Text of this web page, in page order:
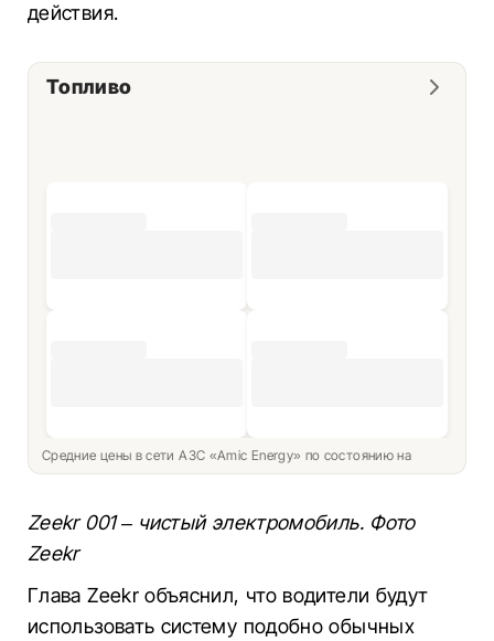
действия.
Топливо
Средние цены в сети АЗС «Amic Energy» по состоянию на
Zeekr 001 – чистый электромобиль. Фото
Zeekr
Глава Zeekr объяснил, что водители будут
использовать систему подобно обычных